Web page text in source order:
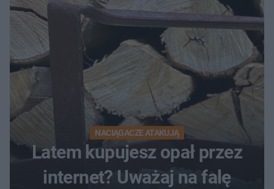
NACIĄGACZE ATAKUJĄ
Latem kupujesz opał przez
internet? Uważaj na falę